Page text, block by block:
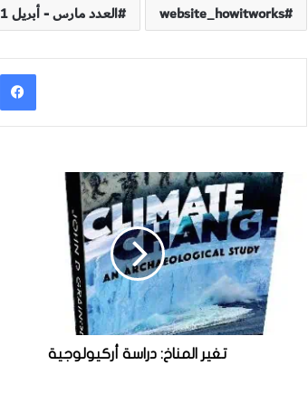
website_howitworks العدد مارس - أبريل 2021
تغير المناخ: دراسة أركيولوجية